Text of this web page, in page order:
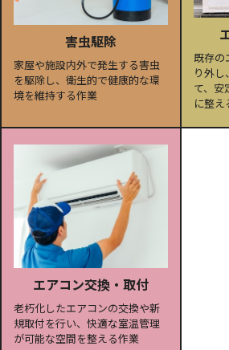
害虫駆除
家屋や施設内外で発生する害虫
を駆除し、衛生的で健康的な環
境を維持する作業
既存の
り外
て、安
に整え
エアコン交換・取付
老朽化したエアコンの交換や新
規取付を行い、快適な室温管理
が可能な空間を整える作業